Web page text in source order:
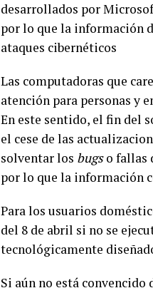
desarrollados por
por lo que la información
ataques cibernéticos
Las computadoras que
atención para personas y
En este sentido, el fin del
el cese de las
solventar los bugso fallas
por lo que la información
Para los usuarios
del 8 de abril si no se
tecnológicamente
Si aún no está convencido